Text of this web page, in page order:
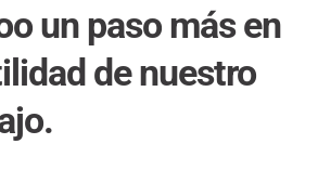
un paso más en
de nuestro